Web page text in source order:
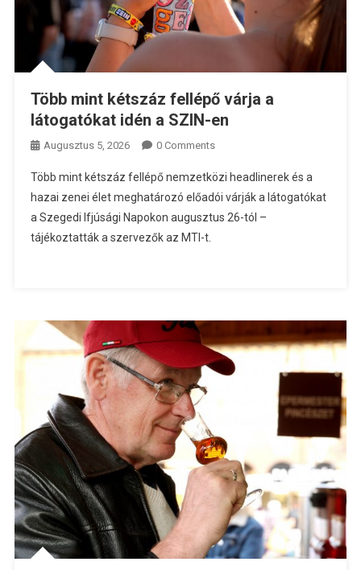
Több mint kétszáz fellépő várja a
látogatókat idén a SZIN-en
Augusztus 5, 2026 0 Comments
Több mint kétszáz fellépő nemzetközi headlinerek és a
hazai zenei élet meghatározó előadói várják a látogatókat
a Szegedi Ifjúsági Napokon augusztus 26-tól –
tájékoztatták a szervezők az MTI-t.